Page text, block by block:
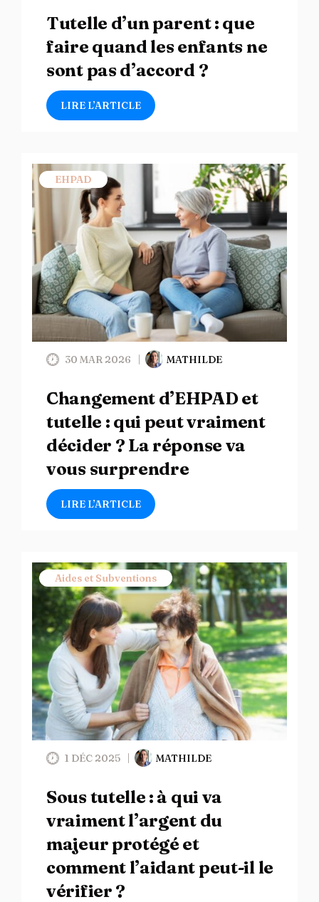
Tutelle d’un parent : que
faire quand les enfants ne
sont pas d’accord ?
LIRE L’ARTICLE
EHPAD
30 MAR 2026 MATHILDE
Changement d’EHPAD et
tutelle : qui peut vraiment
décider ? La réponse va
vous surprendre
LIRE L’ARTICLE
Aides et Subventions
1 DÉC 2025 MATHILDE
Sous tutelle : à qui va
vraiment l’argent du
majeur protégé et
comment l’aidant peut-il le
vérifier ?